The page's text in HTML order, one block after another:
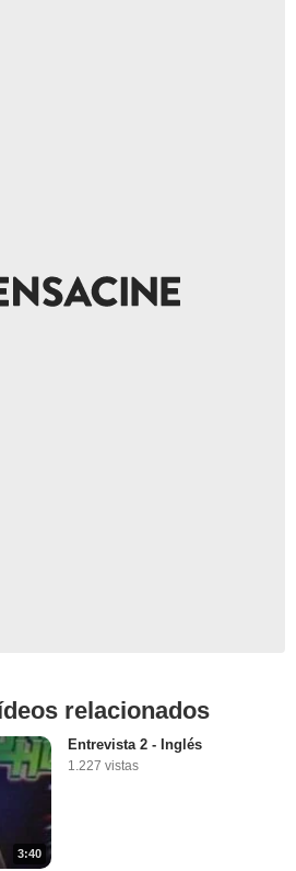
relacionados
3:40
Entrevista 2 - Inglés
1.227 vistas